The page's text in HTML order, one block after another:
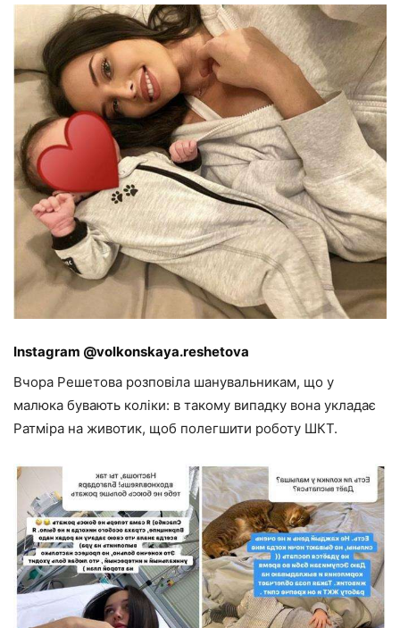
Instagram @volkonskaya.reshetova
Вчора Решетова розповіла шанувальникам, що у
малюка бувають коліки: в такому випадку вона укладає
Ратміра на животик, щоб полегшити роботу ШКТ.